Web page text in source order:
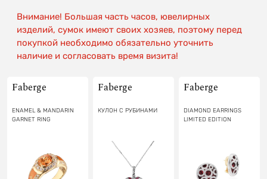
Внимание! Большая часть часов, ювелирных
изделий, сумок имеют своих хозяев, поэтому перед
покупкой необходимо обязательно уточнить
наличие и согласовать время визита!
Faberge
ENAMEL & MANDARIN
GARNET RING
Faberge
КУЛОН С РУБИНАМИ
Faberge
DIAMOND EARRINGS
LIMITED EDITION